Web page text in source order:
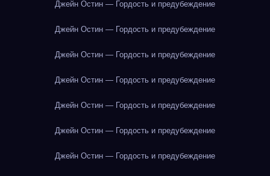
Джейн Остин — Гордость и предубеждение
Джейн Остин — Гордость и предубеждение
Джейн Остин — Гордость и предубеждение
Джейн Остин — Гордость и предубеждение
Джейн Остин — Гордость и предубеждение
Джейн Остин — Гордость и предубеждение
Джейн Остин — Гордость и предубеждение